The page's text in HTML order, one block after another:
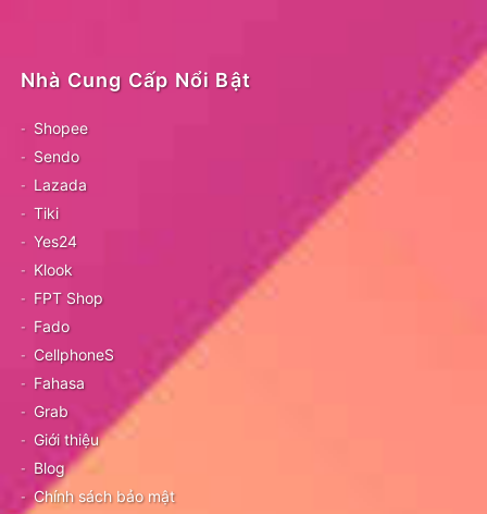
Nhà Cung Cấp Nổi Bật
Shopee
Sendo
Lazada
Tiki
Yes24
Klook
FPT Shop
Fado
CellphoneS
Fahasa
Grab
Giới thiệu
Blog
Chính sách bảo mật